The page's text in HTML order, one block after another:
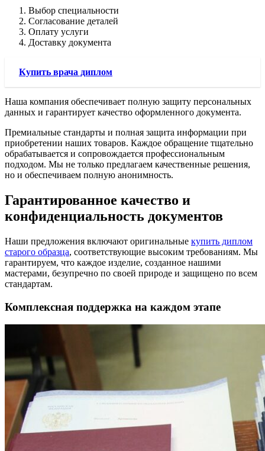
Выбор специальности
Согласование деталей
Оплату услуги
Доставку документа
Купить врача диплом
Наша компания обеспечивает полную защиту персональных
данных и гарантирует качество оформленного документа.
Премиальные стандарты и полная защита информации при
приобретении наших товаров. Каждое обращение тщательно
обрабатывается и сопровождается профессиональным
подходом. Мы не только предлагаем качественные решения,
но и обеспечиваем полную анонимность.
Гарантированное качество и
конфиденциальность документов
Наши предложения включают оригинальные купить диплом
старого образца, соответствующие высоким требованиям. Мы
гарантируем, что каждое изделие, созданное нашими
мастерами, безупречно по своей природе и защищено по всем
стандартам.
Комплексная поддержка на каждом этапе